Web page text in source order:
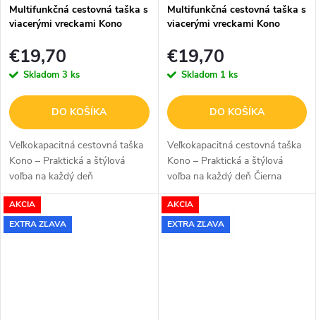
Multifunkčná cestovná taška s
viacerými vreckami Kono
€19,70
Skladom 3 ks
DO KOŠÍKA
Veľkokapacitná cestovná taška
Kono – Praktická a štýlová
voľba na každý deň
Veľkokapacitná cestovná taška
Kono v khaki farbe s
kvetinovým vzorom je ideálne
Multifunkčná cestovná taška s
viacerými vreckami Kono
€19,70
Skladom 1 ks
DO KOŠÍKA
Veľkokapacitná cestovná taška
Kono – Praktická a štýlová
voľba na každý deň Čierna
veľkokapacitná cestovná taška
Kono s kvetinovým vzorom je
ideálne riešenie na
AKCIA
EXTRA ZĽAVA
AKCIA
EXTRA ZĽAVA